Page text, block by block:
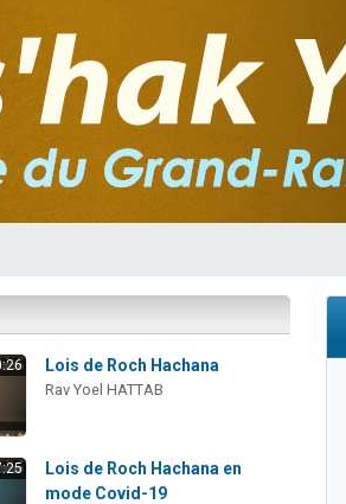
n°104 : Le Chabbath et le Birkat Hamazone à
bénédiction
sur Zoom
Lois de Roch Hachana
Rav Yoel HATTAB
Lois de Roch Hachana en
mode Covid-19